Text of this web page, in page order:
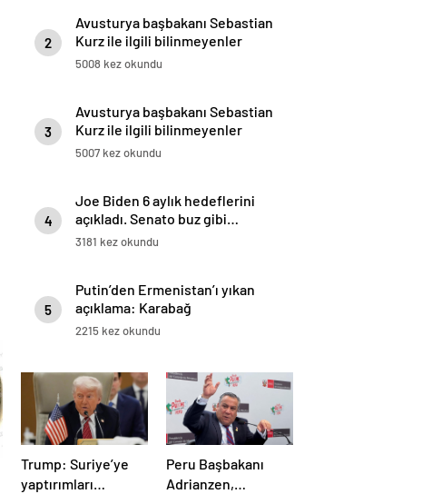
2
Avusturya başbakanı Sebastian
Kurz ile ilgili bilinmeyenler
5008 kez okundu
3
Avusturya başbakanı Sebastian
Kurz ile ilgili bilinmeyenler
5007 kez okundu
4
Joe Biden 6 aylık hedeflerini
açıkladı. Senato buz gibi…
3181 kez okundu
5
Putin’den Ermenistan’ı yıkan
açıklama: Karabağ
Azerbaycan’ın ayrılmaz bir
2215 kez okundu
Trump: Suriye’ye
yaptırımları
Peru Başbakanı
Adrianzen,